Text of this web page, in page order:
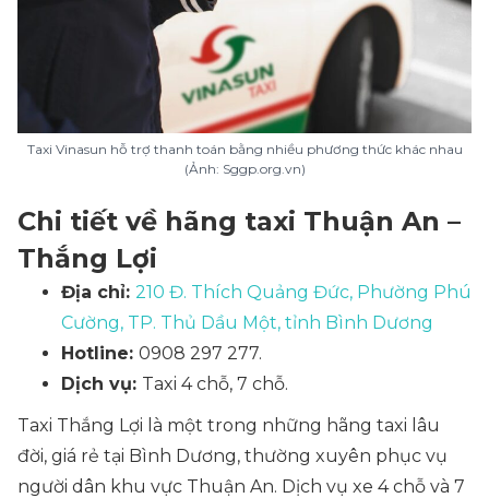
Taxi Vinasun hỗ trợ thanh toán bằng nhiều phương thức khác nhau
(Ảnh: Sggp.org.vn)
Chi tiết về hãng taxi Thuận An –
Thắng Lợi
Địa chỉ: 210 Đ. Thích Quảng Đức, Phường Phú
Cường, TP. Thủ Dầu Một, tỉnh Bình Dương
Hotline: 0908 297 277.
Dịch vụ: Taxi 4 chỗ, 7 chỗ.
Taxi Thắng Lợi là một trong những hãng taxi lâu
đời, giá rẻ tại Bình Dương, thường xuyên phục vụ
người dân khu vực Thuận An. Dịch vụ xe 4 chỗ và 7